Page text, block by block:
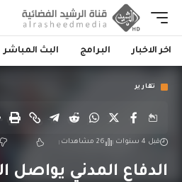
اخر الاخبار البرامج البث المباشر
تقارير
قبل 4 سنوات 26 مشاهدات
الدفاع المدني يواصل